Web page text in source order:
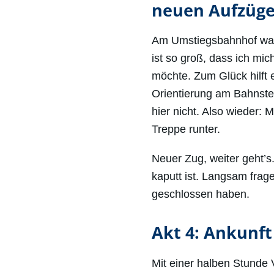
neuen
Am Umstiegsbahnhof
ist so groß, dass ich
möchte. Zum Glück hilft
Orientierung am
hier nicht. Also wieder:
Treppe runter.
Neuer Zug, weiter
kaputt ist. Langsam
geschlossen haben.
Akt 4:
Mit einer halben Stunde